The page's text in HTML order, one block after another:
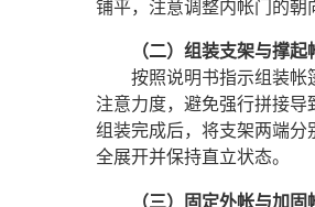
铺平，注意调整内帐门的朝
（二）组装支架与撑起
按照说明书指示组装帐
注意力度，避免强行拼接
组装完成后，将支架两端
全展开并保持直立状态。
（三）固定外帐与加固